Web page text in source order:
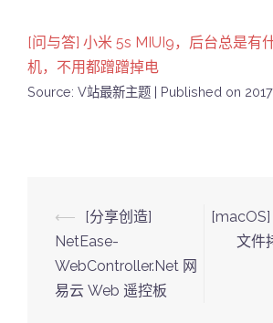
[问与答] 小米 5s MIUI9，后台总是有
机，不用都蹭蹭掉电
Source: V站最新主题 Published on
Post
navigation
⟵
[分享创造]
NetEase-
WebController.Net 网
易云 Web 遥控板
[macOS]
文件